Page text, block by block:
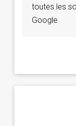
toutes les
Google